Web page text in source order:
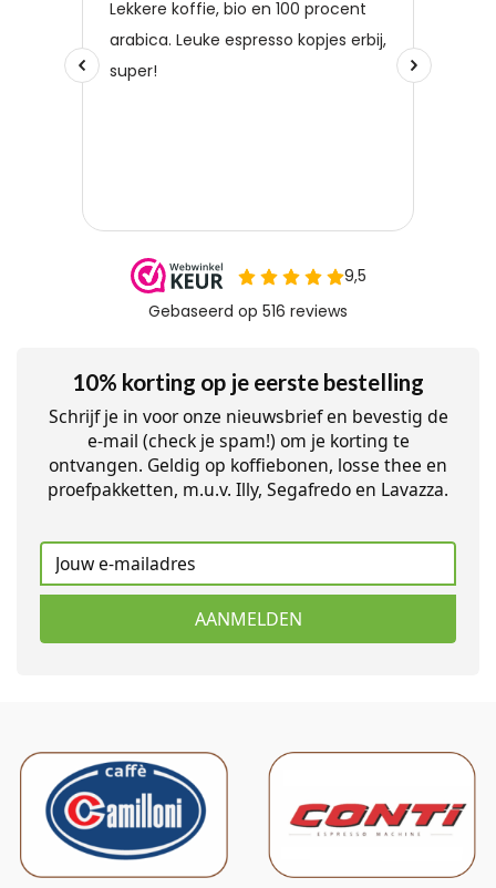
10% korting op je eerste bestelling
Schrijf je in voor onze nieuwsbrief en bevestig de
e-mail (check je spam!) om je korting te
ontvangen. Geldig op koffiebonen, losse thee en
proefpakketten, m.u.v. Illy, Segafredo en Lavazza.
AANMELDEN